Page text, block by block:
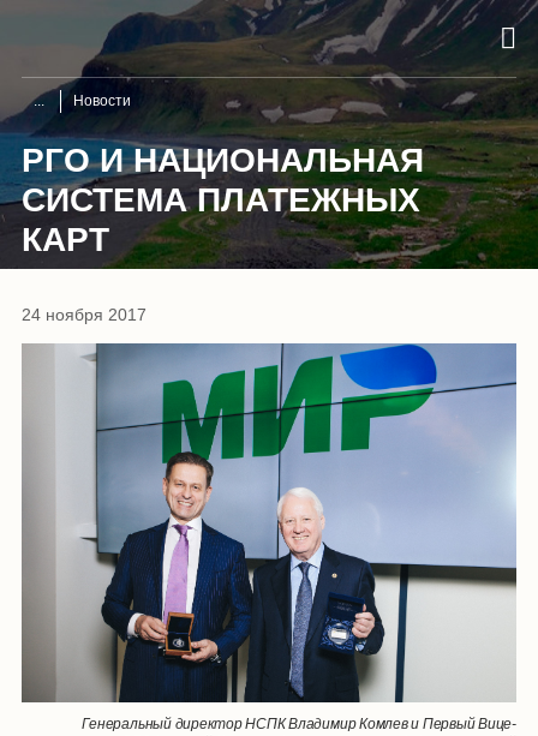
Новости
РГО И НАЦИОНАЛЬНАЯ
СИСТЕМА ПЛАТЕЖНЫХ
КАРТ
24 ноября 2017
Генеральный директор НСПК Владимир Комлев и Первый Вице-